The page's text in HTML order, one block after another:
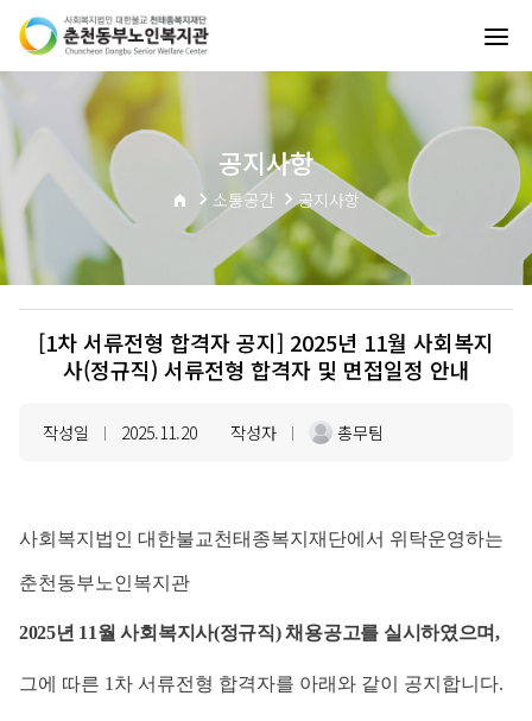
공지사항
소통공간 공지사항
[1차 서류전형 합격자 공지] 2025년 11월 사회복지
사(정규직) 서류전형 합격자 및 면접일정 안내
작성일 | 2025.11.20 작성자 | 총무팀
사회복지법인 대한불교천태종복지재단에서 위탁운영하는
춘천동부노인복지관
2025년 11월 사회복지사(정규직)채용공고를 실시하였으며,
그에 따른 1 차 서류전형 합격자를 아래와 같이 공지합니다.